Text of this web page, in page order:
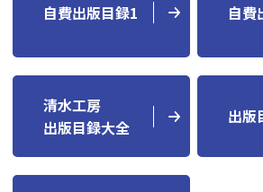
自費出版目録1 自費
清水工房
出版目録大全
出版